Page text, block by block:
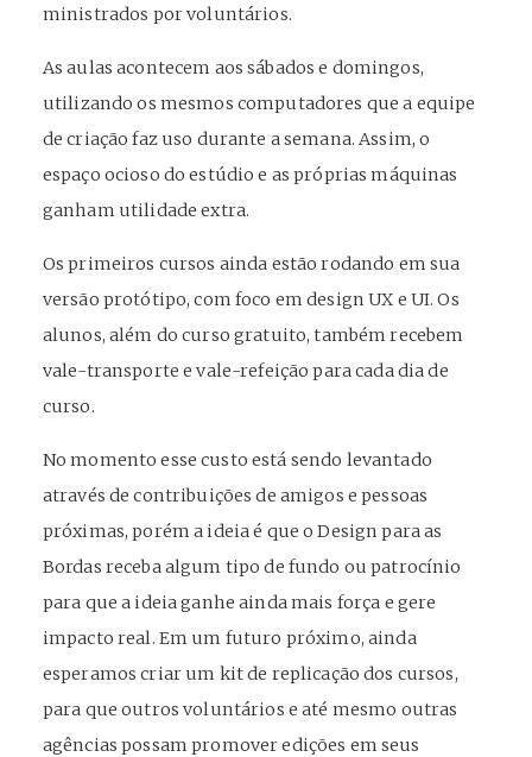
ministrados por voluntários.
As aulas acontecem aos sábados e domingos,
utilizando os mesmos computadores que a equipe
de criação faz uso durante a semana. Assim, o
espaço ocioso do estúdio e as próprias máquinas
ganham utilidade extra.
Os primeiros cursos ainda estão rodando em sua
versão protótipo, com foco em design UX e UI. Os
alunos, além do curso gratuito, também recebem
vale-transporte e vale-refeição para cada dia de
curso.
No momento esse custo está sendo levantado
através de contribuições de amigos e pessoas
próximas, porém a ideia é que o Design para as
Bordas receba algum tipo de fundo ou patrocínio
para que a ideia ganhe ainda mais força e gere
impacto real. Em um futuro próximo, ainda
esperamos criar um kit de replicação dos cursos,
para que outros voluntários e até mesmo outras
agências possam promover edições em seus